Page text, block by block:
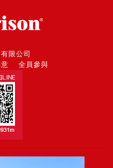
限公司
全員參與